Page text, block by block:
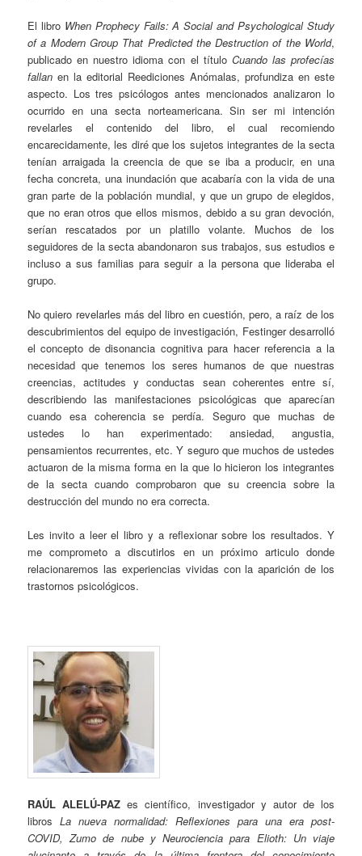
El libro When Prophecy Fails: A Social and Psychological Study
of a Modern Group That Predicted the Destruction of the World,
publicado en nuestro idioma con el título Cuando las profecías
fallanen la editorial Reediciones Anómalas, profundiza en este
aspecto. Los tres psicólogos antes mencionados analizaron lo
ocurrido en una secta norteamericana. Sin ser mi intención
revelarles el contenido del libro, el cual recomiendo
encarecidamente, les diré que los sujetos integrantes de la secta
tenían arraigada la creencia de que se iba a producir, en una
fecha concreta, una inundación que acabaría con la vida de una
gran parte de la población mundial, y que un grupo de elegidos,
que no eran otros que ellos mismos, debido a su gran devoción,
serían rescatados por un platillo volante. Muchos de los
seguidores de la secta abandonaron sus trabajos, sus estudios e
incluso a sus familias para seguir a la persona que lideraba el
grupo.
No quiero revelarles más del libro en cuestión, pero, a raíz de los
descubrimientos del equipo de investigación, Festinger desarrolló
el concepto de disonancia cognitiva para hacer referencia a la
necesidad que tenemos los seres humanos de que nuestras
creencias, actitudes y conductas sean coherentes entre sí,
describiendo las manifestaciones psicológicas que aparecían
cuando esa coherencia se perdía. Seguro que muchas de
ustedes lo han experimentado: ansiedad, angustia,
pensamientos recurrentes, etc. Y seguro que muchos de ustedes
actuaron de la misma forma en la que lo hicieron los integrantes
de la secta cuando comprobaron que su creencia sobre la
destrucción del mundo no era correcta.
Les invito a leer el libro y a reflexionar sobre los resultados. Y
me comprometo a discutirlos en un próximo articulo donde
relacionaremos las experiencias vividas con la aparición de los
trastornos psicológicos.
RAÚL ALELÚ-PAZes científico, investigador y autor de los
librosLa nueva normalidad: Reflexiones para una era post-
COVID, Zumo de nube y Neurociencia para Elioth: Un viaje